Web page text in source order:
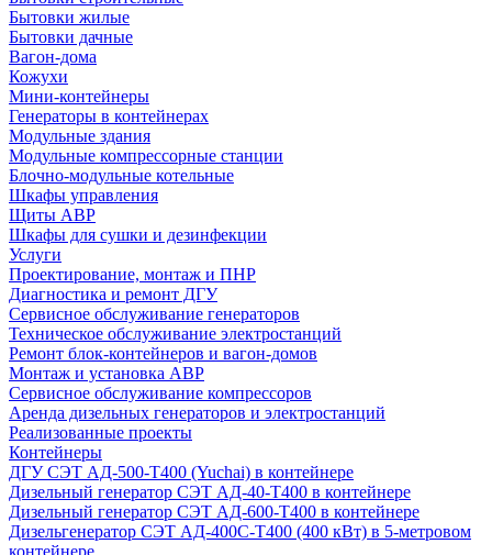
Бытовки жилые
Бытовки дачные
Вагон-дома
Кожухи
Мини-контейнеры
Генераторы в контейнерах
Модульные здания
Модульные компрессорные станции
Блочно-модульные котельные
Шкафы управления
Щиты АВР
Шкафы для сушки и дезинфекции
Услуги
Проектирование, монтаж и ПНР
Диагностика и ремонт ДГУ
Сервисное обслуживание генераторов
Техническое обслуживание электростанций
Ремонт блок-контейнеров и вагон-домов
Монтаж и установка АВР
Сервисное обслуживание компрессоров
Аренда дизельных генераторов и электростанций
Реализованные проекты
Контейнеры
ДГУ СЭТ АД-500-Т400 (Yuchai) в контейнере
Дизельный генератор СЭТ АД-40-Т400 в контейнере
Дизельный генератор СЭТ АД-600-Т400 в контейнере
Дизельгенератор СЭТ АД-400С-Т400 (400 кВт) в 5-метровом
контейнере